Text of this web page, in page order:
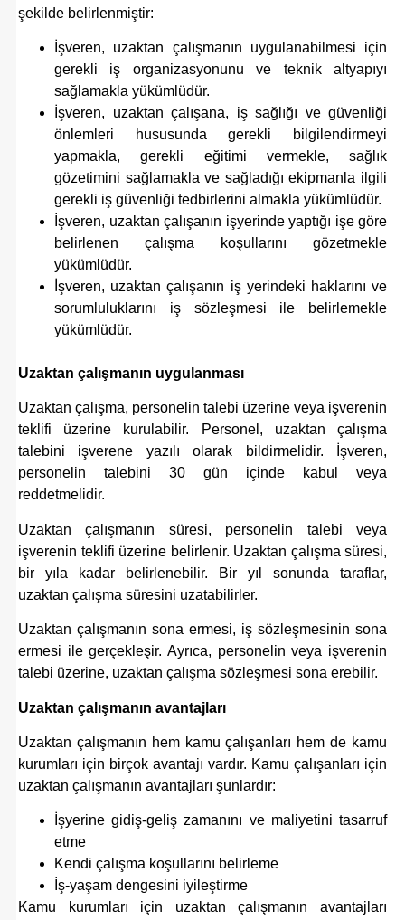
şekilde belirlenmiştir:
İşveren, uzaktan çalışmanın uygulanabilmesi için
gerekli iş organizasyonunu ve teknik altyapıyı
sağlamakla yükümlüdür.
İşveren, uzaktan çalışana, iş sağlığı ve güvenliği
önlemleri hususunda gerekli bilgilendirmeyi
yapmakla,gerekli eğitimi vermekle, sağlık
gözetimini sağlamakla ve sağladığı ekipmanla ilgili
gerekli iş güvenliği tedbirlerini almakla yükümlüdür.
İşveren, uzaktan çalışanın işyerinde yaptığı işe göre
belirlenen çalışma koşullarını gözetmekle
yükümlüdür.
İşveren, uzaktan çalışanın iş yerindeki haklarını ve
sorumluluklarını iş sözleşmesi ile belirlemekle
yükümlüdür.
Uzaktan çalışmanın uygulanması
Uzaktan çalışma, personelin talebi üzerine veya işverenin
teklifi üzerine kurulabilir. Personel, uzaktan çalışma
talebini işverene yazılı olarak bildirmelidir. İşveren,
personelin talebini 30 gün içinde kabul veya
reddetmelidir.
Uzaktan çalışmanın süresi, personelin talebi veya
işverenin teklifi üzerine belirlenir. Uzaktan çalışma süresi,
bir yıla kadar belirlenebilir. Bir yıl sonunda taraflar,
uzaktan çalışma süresini uzatabilirler.
Uzaktan çalışmanın sona ermesi, iş sözleşmesinin sona
ermesi ile gerçekleşir. Ayrıca, personelin veya işverenin
talebi üzerine, uzaktan çalışma sözleşmesi sona erebilir.
Uzaktan çalışmanın avantajları
Uzaktan çalışmanın hem kamu çalışanları hem de kamu
kurumları için birçok avantajı vardır. Kamu çalışanları için
uzaktan çalışmanın avantajları şunlardır:
İşyerine gidiş-geliş zamanını ve maliyetini tasarruf
etme
Kendi çalışma koşullarını belirleme
İş-yaşam dengesini iyileştirme
Kamu kurumları için uzaktan çalışmanın avantajları